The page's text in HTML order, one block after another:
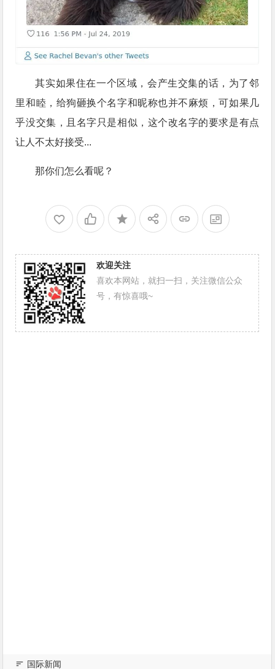
其实如果住在一个区域，会产生交集的话，为了邻
里和睦，给狗砸换个名字和昵称也并不麻烦，可如果几
乎没交集，且名字只是相似，这个改名字的要求是有点
让人不太好接受...
那你们怎么看呢？
欢迎关注
喜欢本网站，就扫一扫，关注微信公众
号，有惊喜哦~
国际新闻